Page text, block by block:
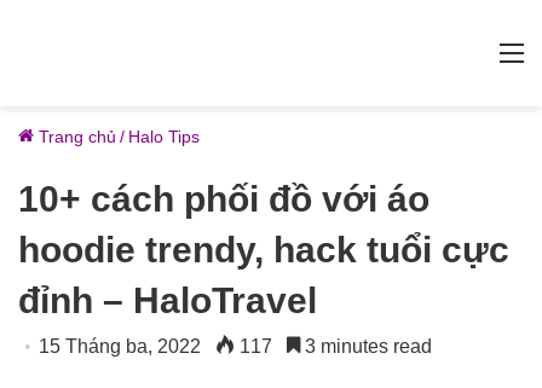
Trang chủ / Halo Tips
10+ cách phối đồ với áo
hoodie trendy, hack tuổi cực
đỉnh – HaloTravel
15 Tháng ba, 2022 117 3 minutes read